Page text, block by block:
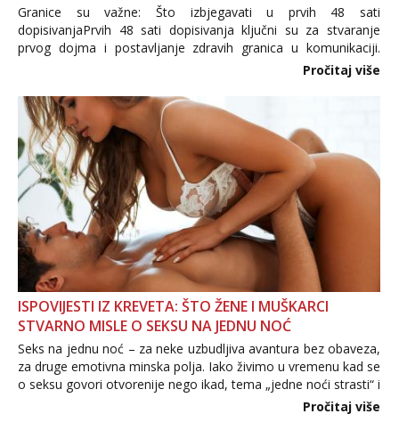
Granice su važne: Što izbjegavati u prvih 48 sati
dopisivanjaPrvih 48 sati dopisivanja ključni su za stvaranje
prvog dojma i postavljanje zdravih granica u komunikaciji.
Važno je izbjeći prebrzo otkrivanje osobnih ili intimnih
informacija, jer nepoznata osoba još nije zaslužila to
povjerenje. Takođe...
Pročitaj više
ISPOVIJESTI IZ KREVETA: ŠTO ŽENE I MUŠKARCI
STVARNO MISLE O SEKSU NA JEDNU NOĆ
Seks na jednu noć – za neke uzbudljiva avantura bez obaveza,
za druge emotivna minska polja. Iako živimo u vremenu kad se
o seksu govori otvorenije nego ikad, tema „jedne noći strasti“ i
dalje izaziva burne rasprave. Što zapravo misle žene, a što
Pročitaj više